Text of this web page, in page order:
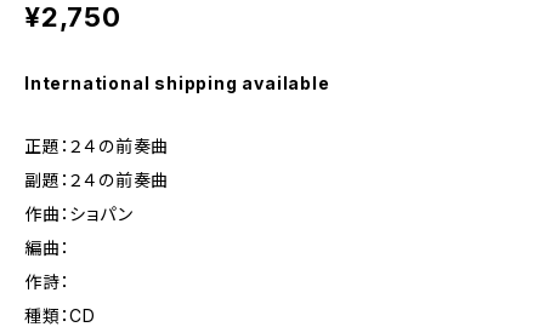
¥2,750
International shipping available
正題：２４の前奏曲
副題：２４の前奏曲
作曲：ショパン
編曲：
作詩：
種類：CD